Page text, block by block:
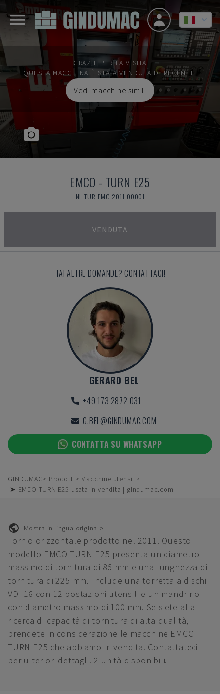
GRAZIE PER LA VISITA
QUESTA MACCHINA È STATA VENDUTA DI RECENTE.
Vedi macchine simili
EMCO - TURN E25
NL-TUR-EMC-2011-00001
VENDUTA
HAI ALTRE DOMANDE? CONTATTACI!
GERARD BEL
+49 173 2872 031
G.BEL@GINDUMAC.COM
CONTATTA SU WHATSAPP
GINDUMAC Prodotti
Macchine utensili
➤ EMCO TURN E25 usata in vendita | gindumac.com
Mostra in lingua originale
Tornio orizzontale prodotto nel 2011. Questo
modello EMCO TURN E25 presenta un diametro
massimo di tornitura di 85 mm e una lunghezza di
tornitura di 225 mm. Include una torretta a dischi
VDI 16 con 12 postazioni utensili e un mandrino
con diametro massimo di 100 mm. Se siete alla
ricerca di capacità di tornitura di alta qualità,
prendete in considerazione le macchine EMCO
TURN E25 che abbiamo in vendita. Contattateci
per ulteriori dettagli. 2 unità disponibili.